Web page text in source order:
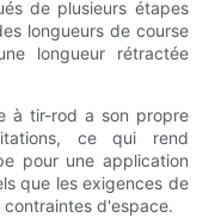
de plusieurs étapes
longueurs de course
longueur rétractée
à tir-rod a son propre
ce qui rend
pour une application
que les exigences de
d'espace.